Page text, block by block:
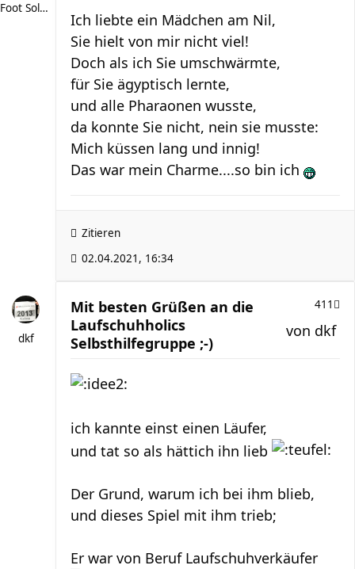
Foot Soldier
Ich liebte ein Mädchen am Nil,
Sie hielt von mir nicht viel!
Doch als ich Sie umschwärmte,
für Sie ägyptisch lernte,
und alle Pharaonen wusste,
da konnte Sie nicht, nein sie musste:
Mich küssen lang und innig!
Das war mein Charme....so bin ich
Zitieren
02.04.2021, 16:34
dkf
Mit besten Grüßen an die
Laufschuhholics
Selbsthilfegruppe ;-)
411
von dkf
ich kannte einst einen Läufer,
und tat so als hättich ihn lieb
Der Grund, warum ich bei ihm blieb,
und dieses Spiel mit ihm trieb;
Er war von Beruf Laufschuhverkäufer